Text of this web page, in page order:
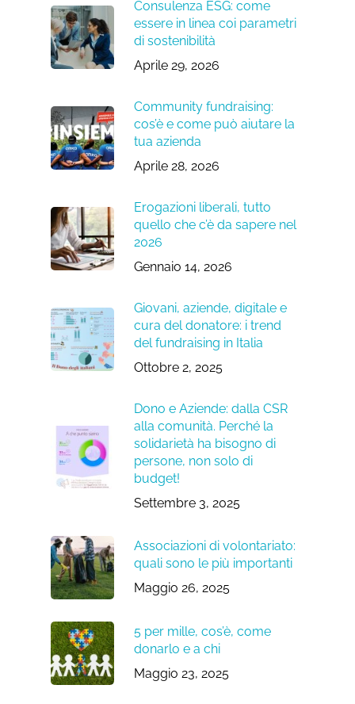
Consulenza ESG: come
essere in linea coi parametri
di sostenibilità
Aprile 29, 2026
Community fundraising:
cos’è e come può aiutare la
tua azienda
Aprile 28, 2026
Erogazioni liberali, tutto
quello che c’è da sapere nel
2026
Gennaio 14, 2026
Giovani, aziende, digitale e
cura del donatore: i trend
del fundraising in Italia
Ottobre 2, 2025
Dono e Aziende: dalla CSR
alla comunità. Perché la
solidarietà ha bisogno di
persone, non solo di
budget!
Settembre 3, 2025
Associazioni di volontariato:
quali sono le più importanti
Maggio 26, 2025
5 per mille, cos’è, come
donarlo e a chi
Maggio 23, 2025